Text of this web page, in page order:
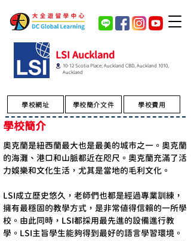
LSI Auckland
10-12 Scotia Place, Auckland CBD, Auckland 1010,
Auckland
學校網址 學校簡介文件 學校費用
學校簡介
奧克蘭是紐西蘭最大也是最美的城市之一。奧克蘭
的海灘、港口和山脈都近在咫尺。奧克蘭充滿了活
力娛樂和文化生活，尤其是當地的毛利文化。
LSI成立歷史悠久，老師們也都是經過專業訓練，
擁有最穩固的教學方式，是非常值得信賴的一所學
校。由此同時，LSI都採用最先進的設備進行教
學。LSI主旨學生能夠得到最好的語言學習環境。